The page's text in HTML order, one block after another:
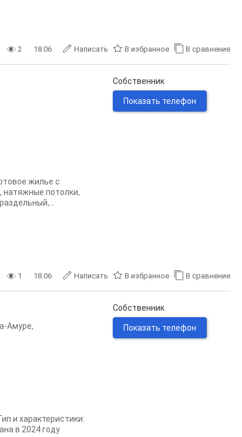
2 18.06 Написать В избранное В сравнение
жилье с
натяжные потолки,
Собственник
Показать телефон
1 18.06 Написать В избранное В сравнение
Амуре,
и характеристики:
в 2024 году
Собственник
Показать телефон